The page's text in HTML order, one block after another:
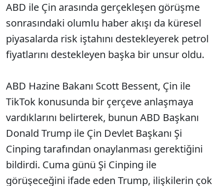
ABD ile Çin arasında gerçekleşen görüşme
sonrasındaki olumlu haber akışı da küresel
piyasalarda risk iştahını destekleyerek petrol
fiyatlarını destekleyen başka bir unsur oldu.
ABD Hazine Bakanı Scott Bessent, Çin ile
TikTok konusunda bir çerçeve anlaşmaya
vardıklarını belirterek, bunun ABD Başkanı
Donald Trump ile Çin Devlet Başkanı Şi
Cinping tarafından onaylanması gerektiğini
bildirdi. Cuma günü Şi Cinping ile
görüşeceğini ifade eden Trump, ilişkilerin çok